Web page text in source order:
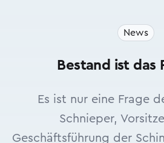
News
Bestand ist das
Es ist nur eine Frage
Schnieper,
Geschäftsführung der